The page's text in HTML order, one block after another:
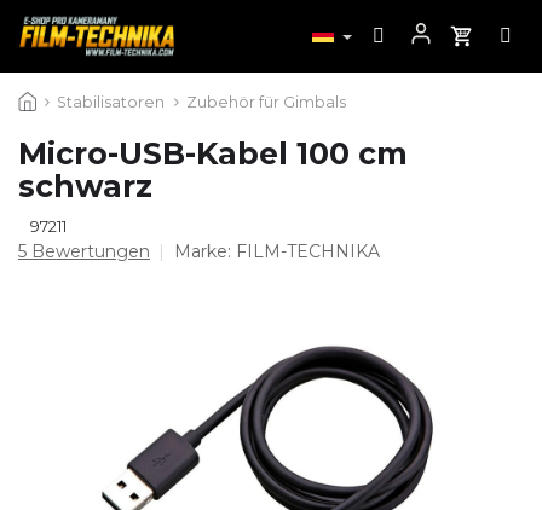
Inhalt Stabilisatoren Zubehör für Gimbals
Micro-USB-Kabel 100 cm
schwarz
97211
Die
5 Bewertungen Marke: FILM-TECHNIKA